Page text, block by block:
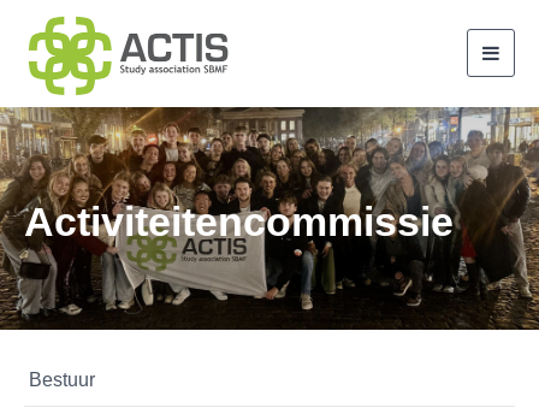
Activiteitencommissie
Bestuur